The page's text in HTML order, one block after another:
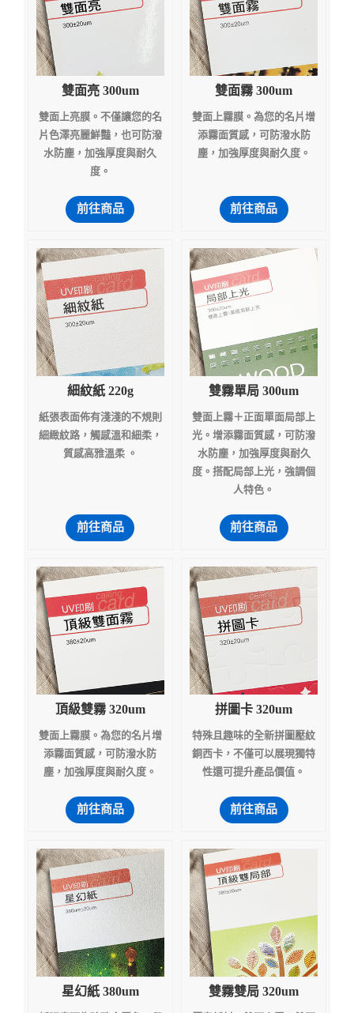
雙面亮 300um
雙面上亮膜。不僅讓您的名
片色澤亮麗鮮豔，也可防潑
水防塵，加強厚度與耐久
度。
前往商品
雙面霧 300um
雙面上霧膜。為您的名片增
添霧面質感，可防潑水防
塵，加強厚度與耐久度。
前往商品
細紋紙 220g
紙張表面佈有淺淺的不規則
細緻紋路，觸感溫和細柔，
質感高雅溫柔 。
前往商品
雙霧單局 300um
雙面上霧＋正面單面局部上
光。增添霧面質感，可防潑
水防塵，加強厚度與耐久
度。搭配局部上光，強調個
人特色。
前往商品
頂級雙霧 320um
雙面上霧膜。為您的名片增
添霧面質感，可防潑水防
塵，加強厚度與耐久度。
前往商品
拼圖卡 320um
特殊且趣味的全新拼圖壓紋
銅西卡，不僅可以展現獨特
性還可提升產品價值。
前往商品
星幻紙 380um 雙霧雙局 320um